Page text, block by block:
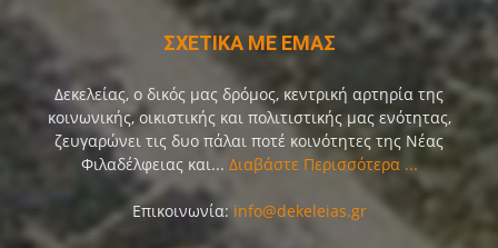
ΣΧΕΤΙΚΑ ΜΕ ΕΜΑΣ
Δεκελείας, ο δικός μας δρόμος, κεντρική αρτηρία της
κοινωνικής, οικιστικής και πολιτιστικής μας ενότητας,
ζευγαρώνει τις δυο πάλαι ποτέ κοινότητες της Νέας
Φιλαδέλφειας και... Διαβάστε Περισσότερα ...
Επικοινωνία: info@dekeleias.gr